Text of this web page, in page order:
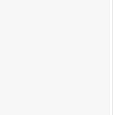
03/6/2026 về Quy
lý và sử dụng các
định của Hội đồng